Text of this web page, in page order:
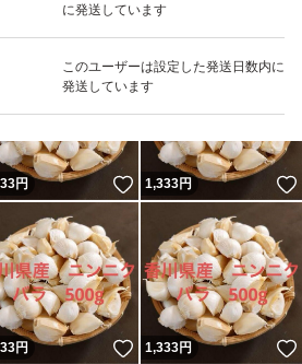
に発送しています
このユーザーは設定した発送日数内に
発送しています
いいね！
1,333
ね！
円 いいね！
1,333円
ね！
円 いいね！
1,333円